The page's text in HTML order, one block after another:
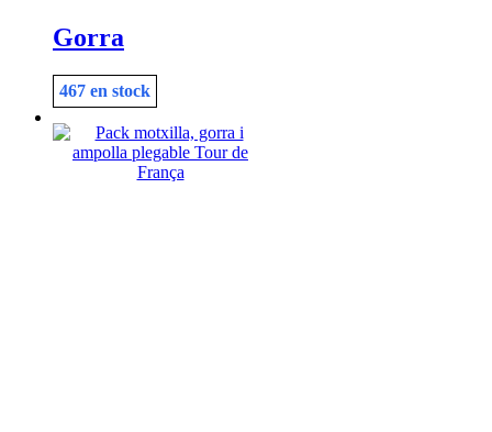
Gorra
467 en stock